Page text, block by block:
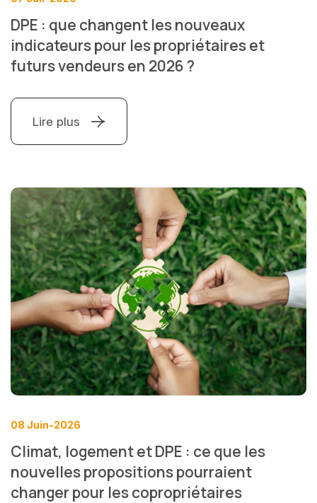
DPE : que changent les nouveaux
indicateurs pour les propriétaires et
futurs vendeurs en 2026 ?
Lire plus
08 Juin-2026
Climat, logement et DPE : ce que les
nouvelles propositions pourraient
changer pour les copropriétaires